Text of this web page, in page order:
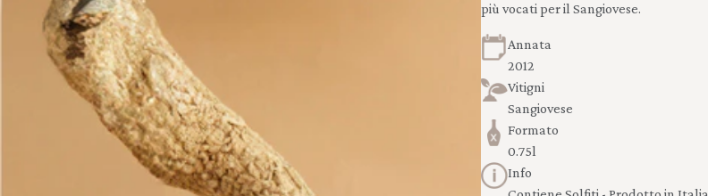
più vocati per il Sangiovese.
Annata
2012
Vitigni
Sangiovese
Formato
0.75l
Info